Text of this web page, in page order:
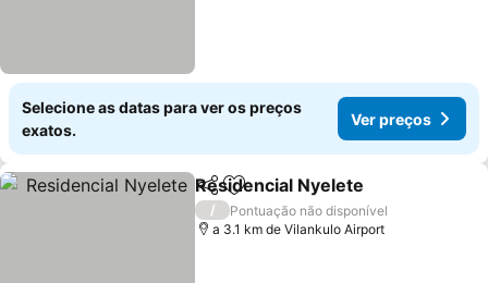
Selecione as datas para ver os preços
exatos.
Ver preços
PartilharAdicionar aos favoritos
Residencial Nyelete
/
Pontuação não disponível
a 3.1 km de Vilankulo Airport